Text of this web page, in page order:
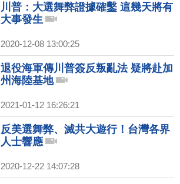
川普：大選舞弊證據確鑿 這幾天將有
大事發生
2020-12-08 13:00:25
退役海軍傳川普簽反叛亂法 疑將赴加
州海陸基地
2021-01-12 16:26:21
反美選舞弊、滅共大遊行！台灣各界
人士響應
2020-12-22 14:07:28